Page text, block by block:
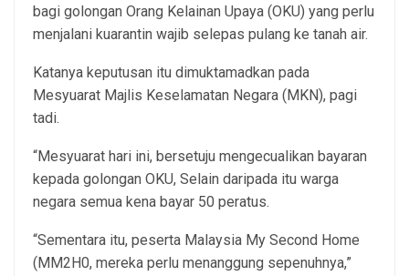
bagi golongan Orang Kelainan Upaya (OKU) yang perlu
menjalani kuarantin wajib selepas pulang ke tanah air.
Katanya keputusan itu dimuktamadkan pada
Mesyuarat Majlis Keselamatan Negara (MKN), pagi
tadi.
“Mesyuarat hari ini, bersetuju mengecualikan bayaran
kepada golongan OKU, Selain daripada itu warga
negara semua kena bayar 50 peratus.
“Sementara itu, peserta Malaysia My Second Home
(MM2H0, mereka perlu menanggung sepenuhnya,”